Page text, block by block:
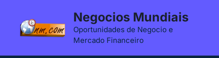
Negocios Mundiais
Oportunidades de Negocio e
Mercado Financeiro